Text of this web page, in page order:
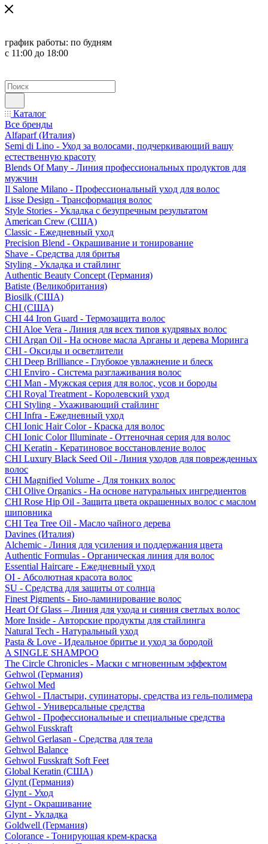
график работы: по будням
с 11:00 до 18:00
Каталог
Все бренды
Alfaparf (Италия)
Semi di Lino - Уход за волосами, подчеркивающий вашу
естественную красоту
Blends Of Many - Линия профессиональных продуктов для
мужчин
Il Salone Milano - Профессиональный уход для волос
Lisse Design - Трансформация волос
Style Stories - Укладка с безупречным результатом
American Crew (США)
Classic - Ежедневный уход
Precision Blend - Окрашивание и тонирование
Shave - Средства для бритья
Styling - Укладка и стайлинг
Authentic Beauty Concept (Германия)
Batiste (Великобритания)
Biosilk (США)
CHI (США)
CHI 44 Iron Guard - Термозащита волос
CHI Aloe Vera - Линия для всех типов кудрявых волос
CHI Argan Oil - На основе масла Арганы и дерева Моринга
CHI - Оксиды и осветлители
CHI Deep Brilliance - Глубокое увлажнение и блеск
CHI Enviro - Система разглаживания волос
CHI Man - Мужская серия для волос, усов и бороды
CHI Royal Treatment - Королевский уход
CHI Styling - Ухаживающий стайлинг
CHI Infra - Ежедневный уход
CHI Ionic Hair Color - Краска для волос
CHI Ionic Color Illuminate - Оттеночная серия для волос
CHI Keratin - Кератиновое восстановление волос
CHI Luxury Black Seed Oil - Линия уходов для поврежденных
волос
CHI Magnified Volume - Для тонких волос
CHI Olive Organics - На основе натуральных ингредиентов
CHI Rose Hip Oil - Защита цвета окрашенных волос с маслом
шиповника
CHI Tea Tree Oil - Масло чайного дерева
Davines (Италия)
Alchemic - Линия для усиления и поддержания цвета
Authentic Formulas - Органическая линия для волос
Essential Haircare - Eжедневный уход
OI - Абсолютная красота волос
SU - Средства для защиты от солнца
Finest Pigments - Био-ламинирование волос
Heart Of Glass – Линия для ухода и сияния светлых волос
More Inside - Авторские продукты для стайлинга
Natural Tech - Натуральный уход
Pasta & Love - Идеальное бритье и уход за бородой
A SINGLE SHAMPOO
The Circle Chronicles - Маски с мгновенным эффектом
Gehwol (Германия)
Gehwol Med
Gehwol - Пластыри, супинаторы, средства из гель-полимера
Gehwol - Универсальные средства
Gehwol - Профессиональные и специальные средства
Gehwol Fusskraft
Gehwol Gerlasan - Средства для тела
Gehwol Balance
Gehwol Fusskraft Soft Feet
Global Keratin (США)
Glynt (Германия)
Glynt - Уход
Glynt - Окрашивание
Glynt - Укладка
Goldwell (Германия)
Colorance - Тонирующая крем-краска